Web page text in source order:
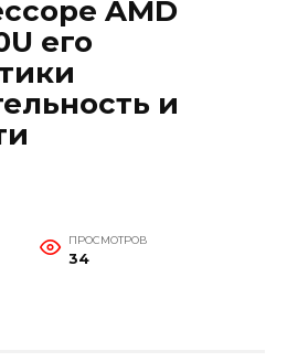
AMD
его
и
ПРОСМОТРОВ
34